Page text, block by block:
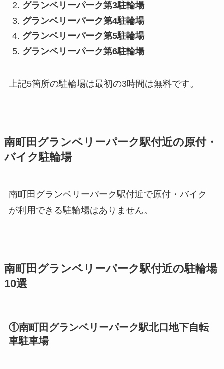
グランベリーパーク第3駐輪場
グランベリーパーク第4駐輪場
グランベリーパーク第5駐輪場
グランベリーパーク第6駐輪場
上記5箇所の駐輪場は最初の3時間は無料です。
南町田グランベリーパーク駅付近の原付・
バイク駐輪場
南町田グランベリーパーク駅付近で原付・バイク
が利用できる駐輪場はありません。
南町田グランベリーパーク駅付近の駐輪場
10選
①南町田グランベリーパーク駅北口地下自転
車駐車場